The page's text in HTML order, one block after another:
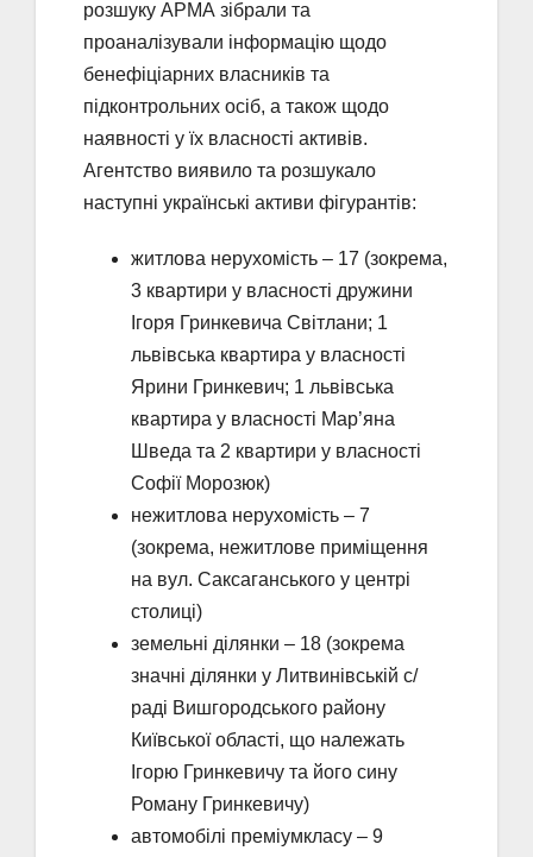
розшуку АРМА зібрали та
проаналізували інформацію щодо
бенефіціарних власників та
підконтрольних осіб, а також щодо
наявності у їх власності активів.
Агентство виявило та розшукало
наступні українські активи фігурантів:
житлова нерухомість – 17 (зокрема,
3 квартири у власності дружини
Ігоря Гринкевича Світлани; 1
львівська квартира у власності
Ярини Гринкевич; 1 львівська
квартира у власності Мар’яна
Шведа та 2 квартири у власності
Софії Морозюк)
нежитлова нерухомість – 7
(зокрема, нежитлове приміщення
на вул. Саксаганського у центрі
столиці)
земельні ділянки – 18 (зокрема
значні ділянки у Литвинівській с/
раді Вишгородського району
Київської області, що належать
Ігорю Гринкевичу та його сину
Роману Гринкевичу)
автомобілі преміумкласу – 9